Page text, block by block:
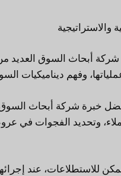
أبحاث السوق العديد
وفهم ديناميكيات
خبرة شركة أبحاث السوق
وتحديد الفجوات في
للاستطلاعات، عند